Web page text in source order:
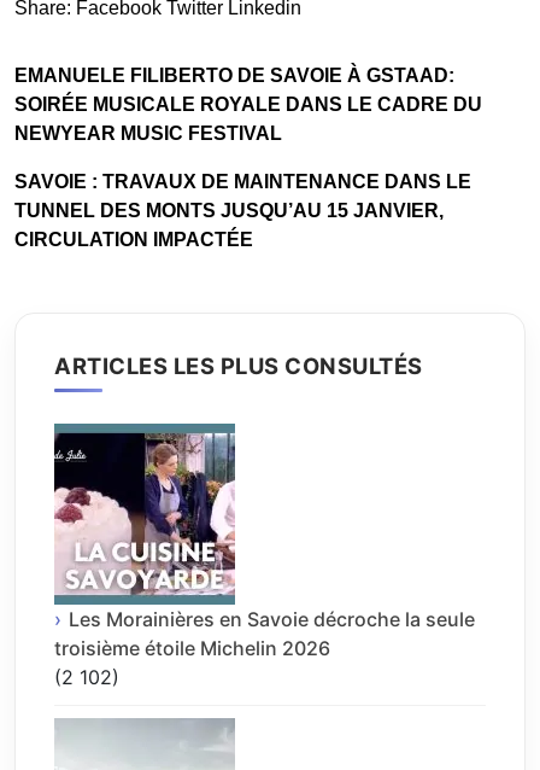
Share: Facebook Twitter Linkedin
EMANUELE FILIBERTO DE SAVOIE À GSTAAD:
SOIRÉE MUSICALE ROYALE DANS LE CADRE DU
NEWYEAR MUSIC FESTIVAL
SAVOIE : TRAVAUX DE MAINTENANCE DANS LE
TUNNEL DES MONTS JUSQU’AU 15 JANVIER,
CIRCULATION IMPACTÉE
ARTICLES LES PLUS CONSULTÉS
Les Morainières en Savoie décroche la seule
troisième étoile Michelin 2026
(2 102)